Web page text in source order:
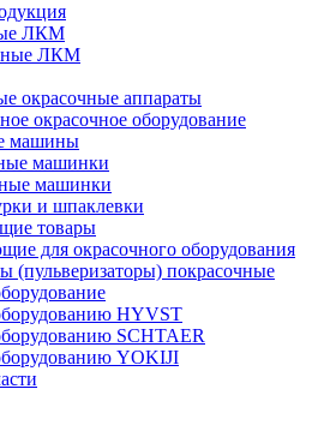
ЛКМ
ЛКМ
окрасочные аппараты
окрасочное оборудование
машины
машинки
машинки
и шпаклевки
товары
для окрасочного оборудования
(пульверизаторы) покрасочные
HYVST
SCHTAER
YOKIJI